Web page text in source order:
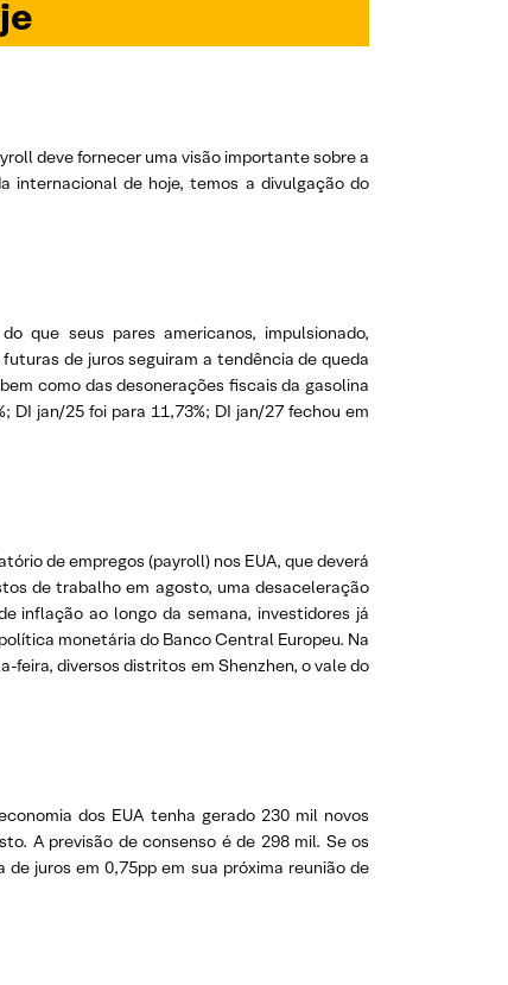
deve fornecer uma visão importante sobre a
internacional de hoje, temos a divulgação do
que seus pares americanos, impulsionado,
de juros seguiram a tendência de queda
como das desonerações fiscais da gasolina
DI jan/25 foi para 11,73%; DI jan/27 fechou em
de empregos (payroll) nos EUA, que deverá
de trabalho em agosto, uma desaceleração
inflação ao longo da semana, investidores já
monetária do Banco Central Europeu. Na
feira, diversos distritos em Shenzhen, o vale do
dos EUA tenha gerado 230 mil novos
A previsão de consenso é de 298 mil. Se os
juros em 0,75pp em sua próxima reunião de